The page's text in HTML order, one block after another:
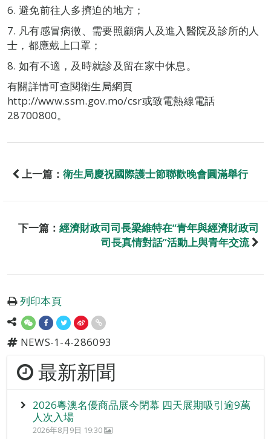
6. 避免前往人多擠迫的地方；
7. 凡有感冒病徵、需要照顧病人及進入醫院及診所的人
士，都應戴上口罩；
8. 如有不適，及時就診及留在家中休息。
有關詳情可查閱衛生局網頁
http://www.ssm.gov.mo/csr或致電熱線電話
28700800。
上一篇： 衛生局慶祝國際護士節聯歡晚會圓滿舉行
下一篇： 經濟財政司司長梁維特在“青年與經濟財政司
司長真情對話”活動上與青年交流
列印本頁
NEWS-1-4-286093
最新新聞
2026粵澳名優商品展今閉幕 四天展期吸引逾9萬
人次入場
2026年8月9日 19:30